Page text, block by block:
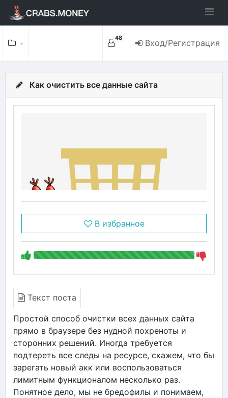
48 Вход/Регистрация
Как очистить все данные сайта
В избранное
Текст поста
Простой способ очистки всех данных сайта
прямо в браузере без нудной похреноты и
сторонних решений. Иногда требуется
подтереть все следы на ресурсе, скажем, что бы
зарегать новый акк или воспользоваться
лимитным функционалом несколько раз.
Понятное дело, мы не бредофилы и понимаем,